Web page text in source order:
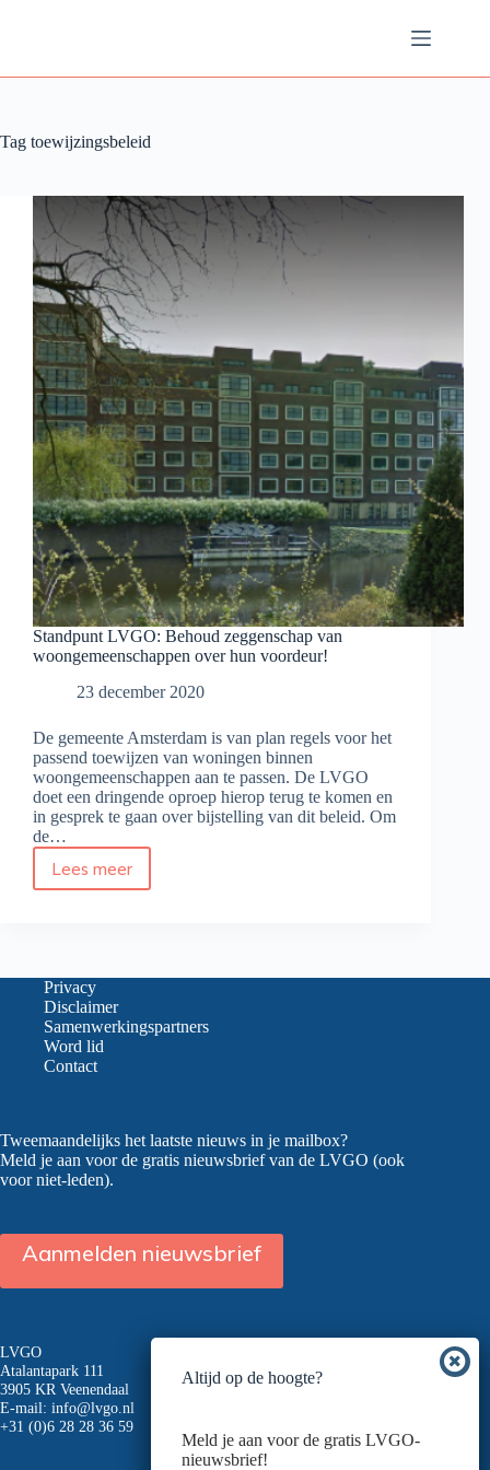
Tag toewijzingsbeleid
Standpunt LVGO: Behoud zeggenschap van
woongemeenschappen over hun voordeur!
23 december 2020
De gemeente Amsterdam is van plan regels voor het
passend toewijzen van woningen binnen
woongemeenschappen aan te passen. De LVGO
doet een dringende oproep hierop terug te komen en
in gesprek te gaan over bijstelling van dit beleid. Om
de…
Lees meer
Standpunt
woongemeenschappen
over
hun
voordeur!
Privacy
Disclaimer
Samenwerkingspartners
Word lid
Contact
Tweemaandelijks het laatste nieuws in je mailbox?
Meld je aan voor de gratis nieuwsbrief van de LVGO (ook
voor niet-leden).
Aanmelden nieuwsbrief
LVGO
Atalantapark 111
3905 KR Veenendaal
E-mail: info@lvgo.nl
+31 (0)6 28 28 36 59
Altijd op de hoogte?
Meld je aan voor de gratis LVGO-
nieuwsbrief!